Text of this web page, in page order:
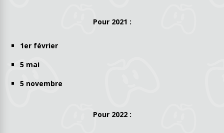
Pour 2021 :
1er février
5 mai
5 novembre
Pour 2022 :